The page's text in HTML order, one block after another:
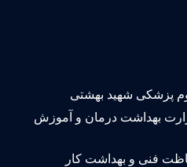
شهید بهشتی
بهداشت درمان و آموزش
فنی و بهداشت کار